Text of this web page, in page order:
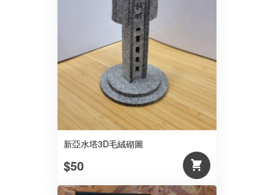
新亞水塔3D毛絨砌圖
$50